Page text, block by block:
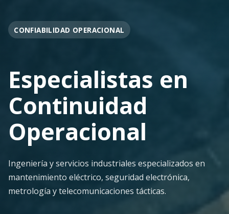
OPERACIÓN EN FAENA
Soporte
Operacional
Continuo
Despliegue ágil en terreno con los más altos
estándares de seguridad y calidad técnica para la
minería pesada.